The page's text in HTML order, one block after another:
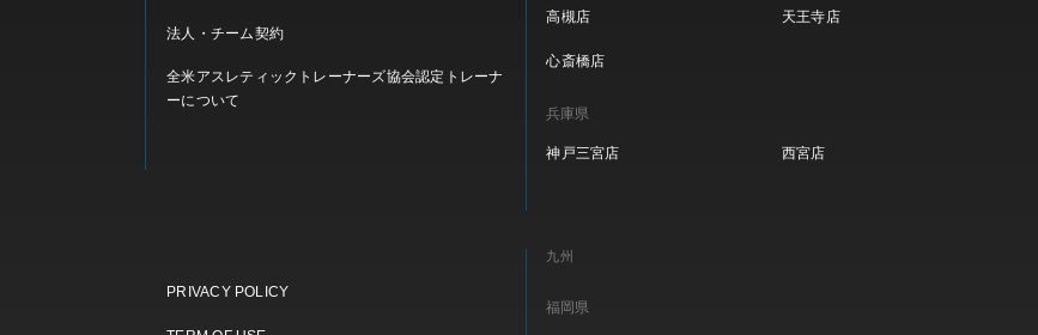
法人・チーム契約
全米アスレティックトレーナーズ協会認定トレーナ
ーについて
PRIVACY POLICY
高槻店 天王寺店
心斎橋店
兵庫県
神戸三宮店 西宮店
九州
福岡県